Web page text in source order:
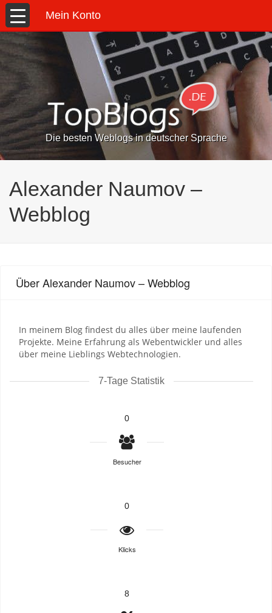
Mein Konto
Die besten Weblogs in deutscher Sprache
Alexander Naumov –
Webblog
Über Alexander Naumov – Webblog
In meinem Blog findest du alles über meine laufenden
Projekte. Meine Erfahrung als Webentwickler und alles
über meine Lieblings Webtechnologien.
7-Tage Statistik
0
Besucher
0
Klicks
8